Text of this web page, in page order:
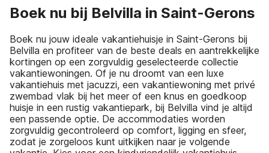
Boek nu bij Belvilla in Saint-Gerons
Boek nu jouw ideale vakantiehuisje in Saint-Gerons bij
Belvilla en profiteer van de beste deals en aantrekkelijke
kortingen op een zorgvuldig geselecteerde collectie
vakantiewoningen. Of je nu droomt van een luxe
vakantiehuis met jacuzzi, een vakantiewoning met privé
zwembad vlak bij het meer of een knus en goedkoop
huisje in een rustig vakantiepark, bij Belvilla vind je altijd
een passende optie. De accommodaties worden
zorgvuldig gecontroleerd op comfort, ligging en sfeer,
zodat je zorgeloos kunt uitkijken naar je volgende